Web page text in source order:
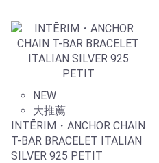
NEW
大推薦
INTĒRIM・ANCHOR CHAIN
T-BAR BRACELET ITALIAN
SILVER 925 PETIT